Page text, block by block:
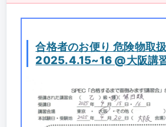
合格者のお便り 危険物取
2025.4.15~16 @大阪講